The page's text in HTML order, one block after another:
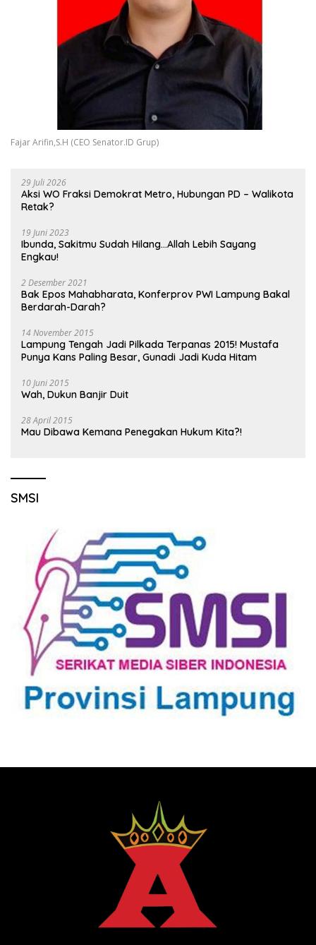
Fajar Arifin,S.H (CEO Senator.ID Grup)
29 Juli 2026
Aksi WO Fraksi Demokrat Metro, Hubungan PD – Walikota
Retak?
19 Juni 2023
Ibunda, Sakitmu Sudah Hilang…Allah Lebih Sayang
Engkau!
2 Desember 2021
Bak Epos Mahabharata, Konferprov PWI Lampung Bakal
Berdarah-Darah?
14 November 2015
Lampung Tengah Jadi Pilkada Terpanas 2015! Mustafa
Punya Kans Paling Besar, Gunadi Jadi Kuda Hitam
10 Juni 2015
Wah, Dukun Banjir Duit
28 April 2015
Mau Dibawa Kemana Penegakan Hukum Kita?!
SMSI